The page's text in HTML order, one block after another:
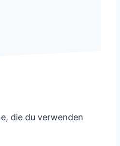
die du verwenden